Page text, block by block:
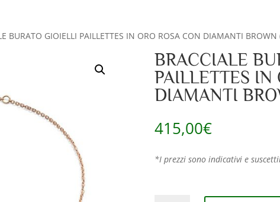
BURATO GIOIELLI PAILLETTES IN ORO ROSA CON DIAMANTI
BRACCIALE
PAILLETTES IN
DIAMANTI
415,00€
*I prezzi sono indicativi e